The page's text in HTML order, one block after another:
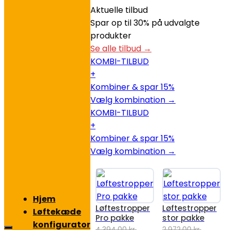
Hjem
Løftekæde
konfigurator
Aktuelle tilbud
Spar op til 30% på udvalgte
produkter
Se alle tilbud →
KOMBI-TILBUD
+
Kombiner & spar 15%
Vælg kombination →
KOMBI-TILBUD
+
Kombiner & spar 15%
Vælg kombination →
Løftestropper
Pro pakke
Løftestropper
stor pakke